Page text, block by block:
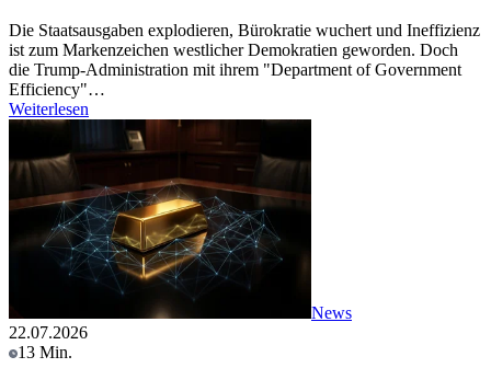
Die Staatsausgaben explodieren, Bürokratie wuchert und Ineffizienz
ist zum Markenzeichen westlicher Demokratien geworden. Doch
die Trump-Administration mit ihrem "Department of Government
Efficiency"…
Weiterlesen
News
22.07.2026
13 Min.